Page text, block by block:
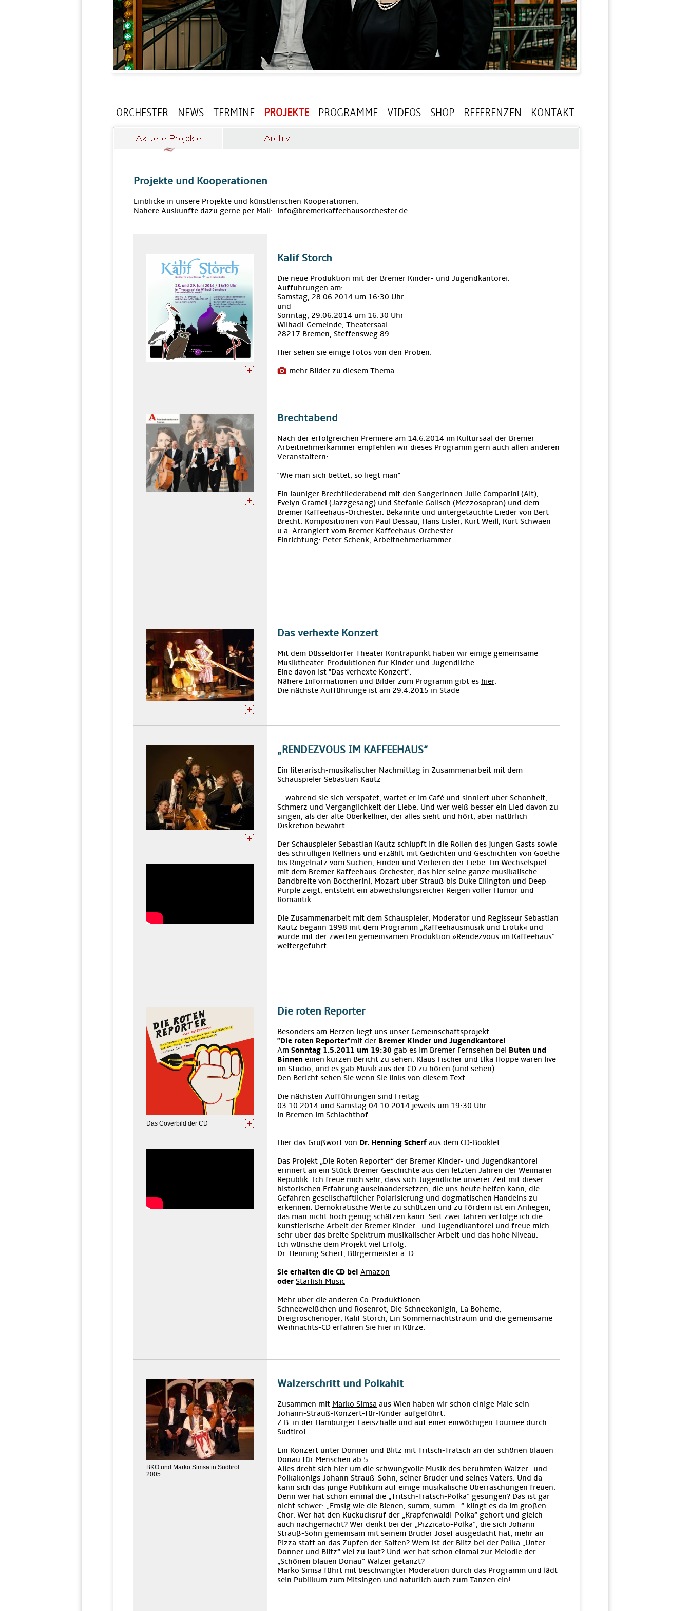
ORCHESTER NEWS TERMINE PROJEKTE PROGRAMME VIDEOS SHOP REFERENZEN KONTAKT
Projekte und Kooperationen
Einblicke in unsere Projekte und künstlerischen Kooperationen.
Nähere Auskünfte dazu gerne per Mail: info@bremerkaffeehausorchester.de
Kalif Storch
Die neue Produktion mit der Bremer Kinder- und Jugendkantorei.
Aufführungen am:
Samstag, 28.06.2014 um 16:30 Uhr
und
Sonntag, 29.06.2014 um 16:30 Uhr
Wilhadi-Gemeinde, Theatersaal
28217 Bremen, Steffensweg 89
Hier sehen sie einige Fotos von den Proben:
mehr Bilder zu diesem Thema
Brechtabend
Nach der erfolgreichen Premiere am 14.6.2014 im Kultursaal der Bremer
Arbeitnehmerkammer empfehlen wir dieses Programm gern auch allen anderen
Veranstaltern:
"Wie man sich bettet, so liegt man"
Ein launiger Brechtliederabend mit den Sängerinnen Julie Comparini (Alt),
Evelyn Gramel (Jazzgesang) und Stefanie Golisch (Mezzosopran) und dem
Bremer Kaffeehaus-Orchester. Bekannte und untergetauchte Lieder von Bert
Brecht. Kompositionen von Paul Dessau, Hans Eisler, Kurt Weill, Kurt Schwaen
u.a. Arrangiert vom Bremer Kaffeehaus-Orchester
Einrichtung: Peter Schenk, Arbeitnehmerkammer
Das verhexte Konzert
Mit dem Düsseldorfer Theater Kontrapunkt haben wir einige gemeinsame
Musiktheater-Produktionen für Kinder und Jugendliche.
Eine davon ist "Das verhexte Konzert".
Nähere Informationen und Bilder zum Programm gibt es hier.
Die nächste Aufführunge ist am 29.4.2015 in Stade
„RENDEZVOUS IM KAFFEEHAUS“
Ein literarisch-musikalischer Nachmittag in Zusammenarbeit mit dem
Schauspieler Sebastian Kautz
... während sie sich verspätet, wartet er im Café und sinniert über Schönheit,
Schmerz und Vergänglichkeit der Liebe. Und wer weiß besser ein Lied davon zu
singen, als der alte Oberkellner, der alles sieht und hört, aber natürlich
Diskretion bewahrt ...
Der Schauspieler Sebastian Kautz schlüpft in die Rollen des jungen Gasts sowie
des schrulligen Kellners und erzählt mit Gedichten und Geschichten von Goethe
bis Ringelnatz vom Suchen, Finden und Verlieren der Liebe. Im Wechselspiel
mit dem Bremer Kaffeehaus-Orchester, das hier seine ganze musikalische
Bandbreite von Boccherini, Mozart über Strauß bis Duke Ellington und Deep
Purple zeigt, entsteht ein abwechslungsreicher Reigen voller Humor und
Romantik.
Die Zusammenarbeit mit dem Schauspieler, Moderator und Regisseur Sebastian
Kautz begann 1998 mit dem Programm „Kaffeehausmusik und Erotik« und
wurde mit der zweiten gemeinsamen Produktion »Rendezvous im Kaffeehaus“
weitergeführt.
Das Coverbild der CD
Die roten Reporter
Besonders am Herzen liegt uns unser Gemeinschaftsprojekt
"Die roten Reporter"mit der Bremer Kinder und Jugendkantorei.
Am Sonntag 1.5.2011 um 19:30 gab es im Bremer Fernsehen bei Buten und
Binnen einen kurzen Bericht zu sehen. Klaus Fischer und Ilka Hoppe waren live
im Studio, und es gab Musik aus der CD zu hören (und sehen).
Den Bericht sehen Sie wenn Sie links von diesem Text.
Die nächsten Aufführungen sind Freitag
03.10.2014 und Samstag 04.10.2014 jeweils um 19:30 Uhr
in Bremen im Schlachthof
Hier das Grußwort von Dr. Henning Scherf aus dem CD-Booklet:
Das Projekt „Die Roten Reporter“ der Bremer Kinder- und Jugendkantorei
erinnert an ein Stück Bremer Geschichte aus den letzten Jahren der Weimarer
Republik. Ich freue mich sehr, dass sich Jugendliche unserer Zeit mit dieser
historischen Erfahrung auseinandersetzen, die uns heute helfen kann, die
Gefahren gesellschaftlicher Polarisierung und dogmatischen Handelns zu
erkennen. Demokratische Werte zu schützen und zu fördern ist ein Anliegen,
das man nicht hoch genug schätzen kann. Seit zwei Jahren verfolge ich die
künstlerische Arbeit der Bremer Kinder– und Jugendkantorei und freue mich
sehr über das breite Spektrum musikalischer Arbeit und das hohe Niveau.
Ich wünsche dem Projekt viel Erfolg.
Dr. Henning Scherf, Bürgermeister a. D.
Sie erhalten die CD bei Amazon
oder Starfish Music
Mehr über die anderen Co-Produktionen
Schneeweißchen und Rosenrot, Die Schneekönigin, La Boheme,
Dreigroschenoper, Kalif Storch, Ein Sommernachtstraum und die gemeinsame
Weihnachts-CD erfahren Sie hier in Kürze.
BKO und Marko Simsa in Südtirol
2005
Walzerschritt und Polkahit
Zusammen mit Marko Simsa aus Wien haben wir schon einige Male sein
Johann-Strauß-Konzert-für-Kinder aufgeführt.
Z.B. in der Hamburger Laeiszhalle und auf einer einwöchigen Tournee durch
Südtirol.
Ein Konzert unter Donner und Blitz mit Tritsch-Tratsch an der schönen blauen
Donau für Menschen ab 5.
Alles dreht sich hier um die schwungvolle Musik des berühmten Walzer- und
Polkakönigs Johann Strauß-Sohn, seiner Brüder und seines Vaters. Und da
kann sich das junge Publikum auf einige musikalische Überraschungen freuen.
Denn wer hat schon einmal die „Tritsch-Tratsch-Polka“ gesungen? Das ist gar
nicht schwer: „Emsig wie die Bienen, summ, summ...“ klingt es da im großen
Chor. Wer hat den Kuckucksruf der „Krapfenwaldl-Polka“ gehört und gleich
auch nachgemacht? Wer denkt bei der „Pizzicato-Polka“, die sich Johann
Strauß-Sohn gemeinsam mit seinem Bruder Josef ausgedacht hat, mehr an
Pizza statt an das Zupfen der Saiten? Wem ist der Blitz bei der Polka „Unter
Donner und Blitz“ viel zu laut? Und wer hat schon einmal zur Melodie der
„Schönen blauen Donau“ Walzer getanzt?
Marko Simsa führt mit beschwingter Moderation durch das Programm und lädt
sein Publikum zum Mitsingen und natürlich auch zum Tanzen ein!